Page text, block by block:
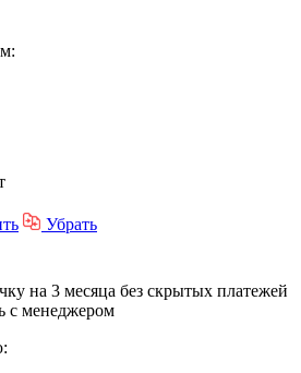
Убрать
на 3 месяца без скрытых платежей
с менеджером